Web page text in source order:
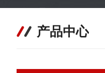
产品中心